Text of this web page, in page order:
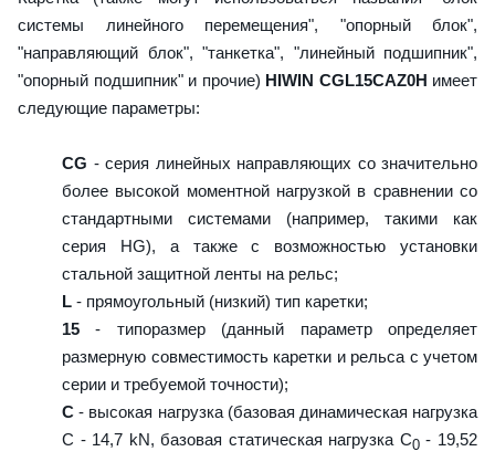
системы линейного перемещения", "опорный блок",
"направляющий блок", "танкетка", "линейный подшипник",
"опорный подшипник" и прочие) HIWIN CGL15CAZ0H имеет
следующие параметры:
CG - серия линейных направляющих со значительно
более высокой моментной нагрузкой в сравнении со
стандартными системами (например, такими как
серия HG), а также с возможностью установки
стальной защитной ленты на рельс;
L - прямоугольный (низкий) тип каретки;
15 - типоразмер (данный параметр определяет
размерную совместимость каретки и рельса с учетом
серии и требуемой точности);
C - высокая нагрузка (базовая динамическая нагрузка
C - 14,7 kN, базовая статическая нагрузка С0- 19,52